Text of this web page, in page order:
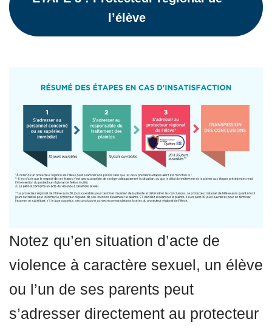
l’élève
Notez qu’en situation d’acte de
violence à caractère sexuel, un élève
ou l’un de ses parents peut
s’adresser directement au protecteur